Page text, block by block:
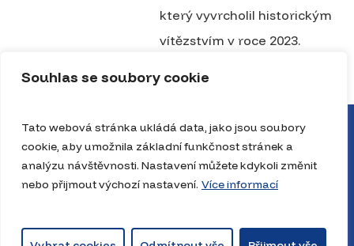
Souhlas se soubory cookie
Tato webová stránka ukládá data, jako jsou soubory
cookie, aby umožnila základní funkčnost stránek a
analýzu návštěvnosti. Nastavení můžete kdykoli změnit
nebo přijmout výchozí nastavení. Více informací
který vyvrcholil historickým
vítězstvím v roce 2023.